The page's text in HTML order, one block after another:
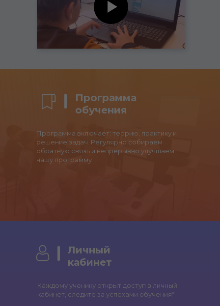
Программа
обучения
Программа включает: теорию, практику и
решение задач. Регулярно собираем
обратную связь и непрерывно улучшаем
нашу программу
Личный
кабинет
Каждому ученику открыт доступ в личный
кабинет, следите за успехами обучения*